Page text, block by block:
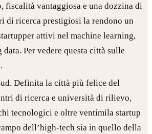
fiscalità vantaggiosa e una dozzina di
di ricerca prestigiosi la rendono un
attivi nel machine learning,
Per vedere questa città sulle
.
Definita la città più felice del
di ricerca e università di rilievo,
tecnologici e oltre ventimila startup
dell’high-tech sia in quello della